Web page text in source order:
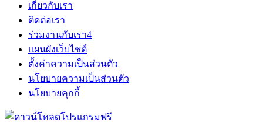
เกี่ยวกับเรา
ติดต่อเรา
ร่วมงานกับเรา4
แผนผังเว็บไซต์
ตั้งค่าความเป็นส่วนตัว
นโยบายความเป็นส่วนตัว
นโยบายคุกกี้